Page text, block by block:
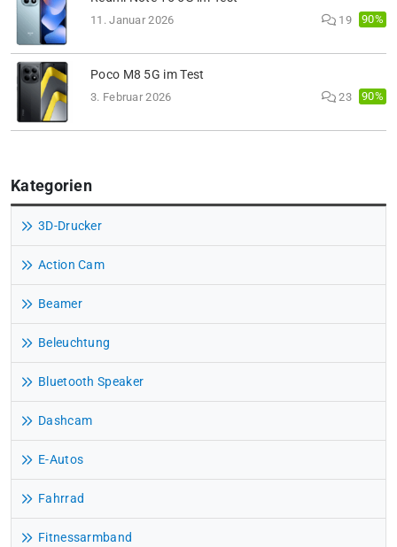
11. Januar 2026 19 90%
Poco M8 5G im Test
3. Februar 2026 23 90%
Kategorien
3D-Drucker
Action Cam
Beamer
Beleuchtung
Bluetooth Speaker
Dashcam
E-Autos
Fahrrad
Fitnessarmband